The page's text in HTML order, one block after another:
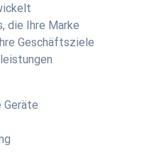
die Ihre Marke
Geschäftsziele
Geräte